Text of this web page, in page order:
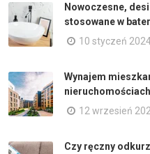
Nowoczesne,
stosowane w
10 styczeń
Wynajem
12 wrzesień
Czy ręczny